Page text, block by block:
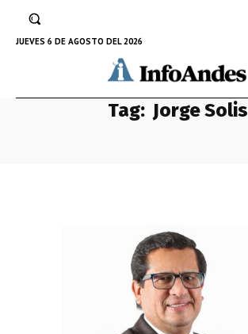
JUEVES 6 DE AGOSTO DEL 2026
Tag: Jorge Solis